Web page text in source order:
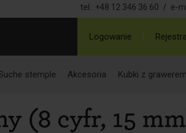
tel.: +48 12 346 36 60 / e-
Logowanie
stemple Akcesoria Kubki z grawerem
(8 cyfr, 15